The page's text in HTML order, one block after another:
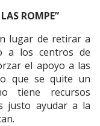
ROMPE”
lugar de retirar a
a los centros de
el apoyo a las
que se quite un
tiene recursos
justo ayudar a la